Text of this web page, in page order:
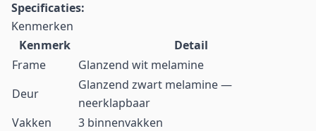
Specificaties:
Kenmerken
Kenmerk
Detail
Frame
Glanzend wit melamine
Deur
Glanzend zwart melamine —
neerklapbaar
Vakken
3 binnenvakken